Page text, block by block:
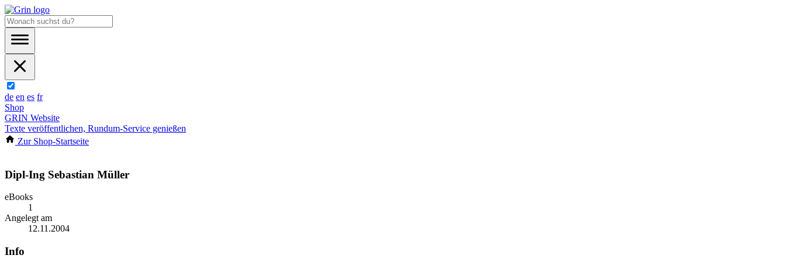
de en es fr
Shop
GRIN Website
Texte veröffentlichen, Rundum-Service genießen
Zur Shop-Startseite
Dipl-Ing Sebastian Müller
eBooks
1
Angelegt am
12.11.2004
Info